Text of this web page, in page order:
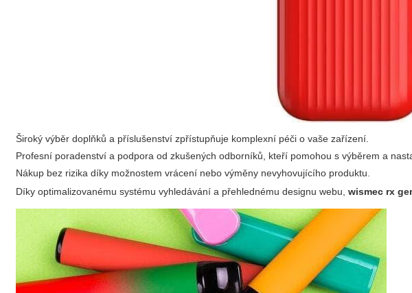
Široký výběr doplňků a příslušenství zpřístupňuje komplexní péči o vaše zařízení.
Profesní poradenství a podpora od zkušených odborníků, kteří pomohou s výběrem a
Nákup bez rizika díky možnostem vrácení nebo výměny nevyhovujícího produktu.
Díky optimalizovanému systému vyhledávání a přehlednému designu webu,wismec rx